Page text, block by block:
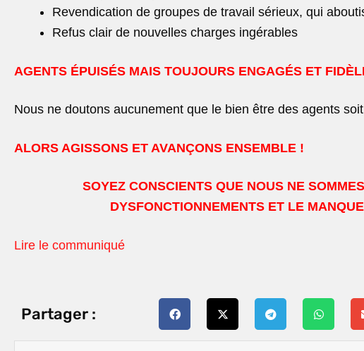
Revendication de groupes de travail sérieux, qui
Refus clair de nouvelles charges ingérables
AGENTS ÉPUISÉS MAIS TOUJOURS ENGAGÉS ET
Nous ne doutons aucunement que le bien être des agents
ALORS AGISSONS ET AVANÇONS ENSEMBLE !
SOYEZ CONSCIENTS QUE NOUS NE
DYSFONCTIONNEMENTS ET LE
Lire le communiqué
Partager :